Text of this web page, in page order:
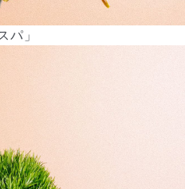
真は、実際にお届けする商
は生き物なので、どうして
体差はありますが、できる
パ」